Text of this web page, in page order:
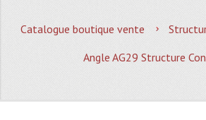
MAGASIN
Quoi De Neuf?
Catalogue boutique vente
Angle AG29 Structure